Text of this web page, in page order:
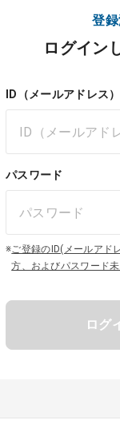
登
ログイン
ID（メールアドレス）
パスワード
※ご登録のID(メールアド
方、およびパスワード
ログ